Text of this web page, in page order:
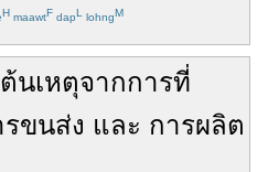
H maawtF dapL lohngM
ต้นเหตุจากการที่
ขนส่ง และ การผลิต